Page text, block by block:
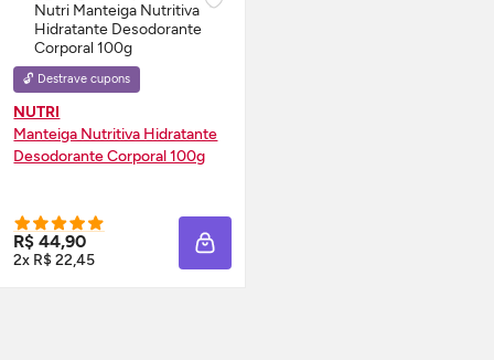
🔓 Destrave cupons
NUTRI
Manteiga Nutritiva Hidratante
Desodorante Corporal 100g
R$ 44,90
2x R$ 22,45 ADICIONAR À SACOLA